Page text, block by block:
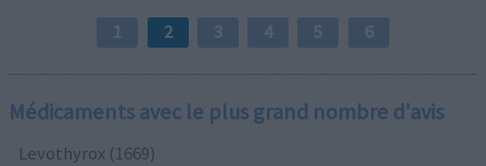
1 2 3 4 5 6
Médicaments avec le plus grand nombre d'avis
Levothyrox (1669)